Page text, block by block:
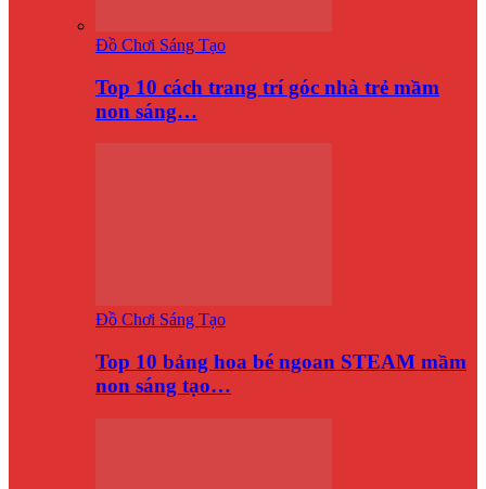
Đồ Chơi Sáng Tạo
Top 10 cách trang trí góc nhà trẻ mầm
non sáng…
Đồ Chơi Sáng Tạo
Top 10 bảng hoa bé ngoan STEAM mầm
non sáng tạo…